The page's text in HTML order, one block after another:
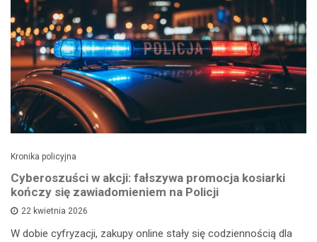
Kronika policyjna
Cyberoszuści w akcji: fałszywa promocja kosiarki
kończy się zawiadomieniem na Policji
22 kwietnia 2026
W dobie cyfryzacji, zakupy online stały się codziennością dla